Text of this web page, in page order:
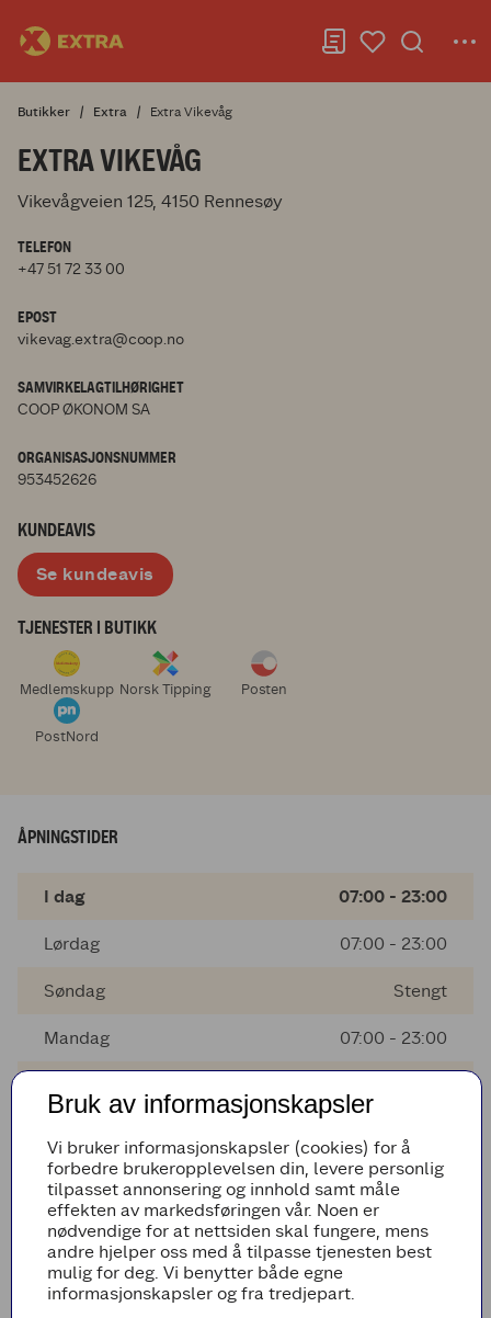
Butikker Extra Extra Vikevåg
EXTRA VIKEVÅG
Vikevågveien 125, 4150 Rennesøy
TELEFON
+47 51 72 33 00
EPOST
vikevag.extra@coop.no
SAMVIRKELAGTILHØRIGHET
COOP ØKONOM SA
ORGANISASJONSNUMMER
953452626
KUNDEAVIS
Se kundeavis
TJENESTER I BUTIKK
Medlemskupp Norsk Tipping Posten
PostNord
ÅPNINGSTIDER
I dag 07:00 - 23:00
Lørdag 07:00 - 23:00
Søndag Stengt
Mandag 07:00 - 23:00
Torsdag 07:00 - 23:00
Fredag 07:00 - 23:00
AVVIKENDE ÅPNINGSTIDER
Bruk av informasjonskapsler
Vi bruker informasjonskapsler (cookies) for å
forbedre brukeropplevelsen din, levere personlig
tilpasset annonsering og innhold samt måle
effekten av markedsføringen vår. Noen er
nødvendige for at nettsiden skal fungere, mens
andre hjelper oss med å tilpasse tjenesten best
mulig for deg. Vi benytter både egne
informasjonskapsler og fra tredjepart.